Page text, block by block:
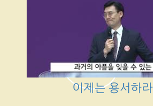
이제는 용서하라